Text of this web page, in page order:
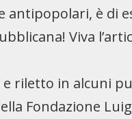
antipopolari, è di
Viva
riletto in alcuni
Fondazione